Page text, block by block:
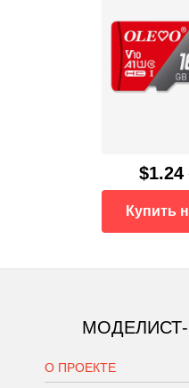
$1.24
Купить
О ПРОЕКТЕ